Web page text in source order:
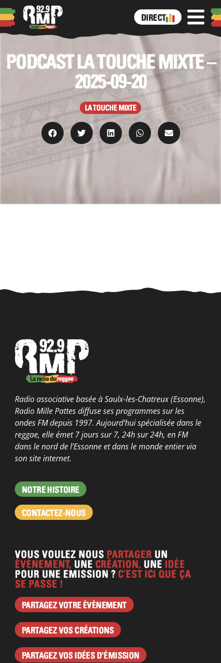
DIRECT
PODCAST LA TOUCHE MIXTE –
2025-09-20
LA TOUCHE MIXTE
Radio associative basée à Saulx-les-Chatreux (Essonne),
Radio Mille Pattes diffuse ses programmes sur les
ondes FM depuis 1997. Aujourd’hui spécialisée dans le
reggae, elle émet 7 jours sur 7, 24h sur 24h, en FM
dans le nord de l’Essonne et dans le monde entier via
son site internet.
NOTRE HISTOIRE
CONTACTEZ-NOUS
VOUS VOULEZ NOUS PARTAGER UN
ÉVÈNEMENT, UNE CRÉATION, UNE IDÉE
POUR UNE EMISSION ?C’EST ICI QUE ÇA
SE PASSE !
PARTAGEZ VOTRE ÉVÈNEMENT
PARTAGEZ VOS CRÉATIONS
PARTAGEZ VOS IDÉES D'ÉMISSION